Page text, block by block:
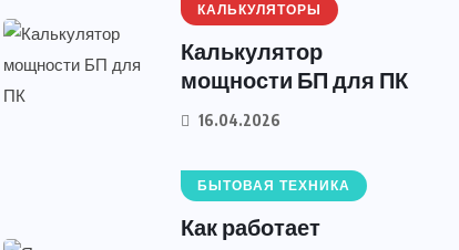
КАЛЬКУЛЯТОРЫ
Калькулятор
мощности БП для ПК
16.04.2026
БЫТОВАЯ ТЕХНИКА
Как работает